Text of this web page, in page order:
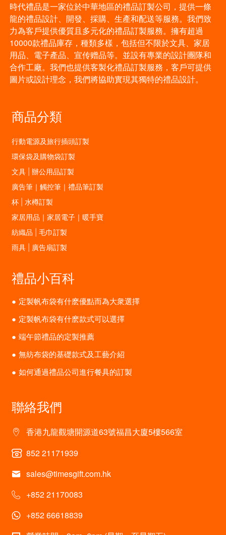
時代禮品是一家位於中華地區的禮品訂製公司，提供一條
龍的禮品設計、開發、採購、生產和配送等服務。我們致
力為客戶提供優質且多元化的禮品訂製服務。擁有超過
10000款禮品庫存，種類多樣，包括但不限於文具、家居
用品、電子產品、宣传赠品等。並設有專業的設計團隊和
合作工廠。我們也提供客製化禮品訂製服務，客戶可提供
圖片或設計理念，我們將協助實現其獨特的禮品設計。
商品分類
行動電源及旅行插頭訂製
環保袋及購物袋訂製
文具 | 辦公用品訂製
廣告筆｜觸控筆｜禮品筆訂製
杯 | 水樽訂製
家居用品｜家居電子｜暖手寶
紡織品 | 毛巾訂製
雨具 | 廣告扇訂製
禮品小百科
定製帆布袋有什麽優點而為大衆選擇
定製帆布袋有什麽款式可以選擇
端午節禮品的定製推薦
無紡布袋的基礎款式及工藝介紹
如何通過禮品公司進行餐具的訂製
聯絡我們
香港九龍觀塘開源道63號福昌大廈5樓566室
852 21171939
sales@timesgift.com.hk
+852 21170083
+852 66618839